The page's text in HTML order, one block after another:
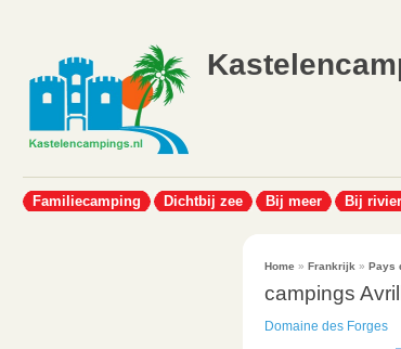
Familiecamping Dichtbij zee Bij meer Bij rivier
Home » Frankrijk » Pays
campings
Domaine des Forges